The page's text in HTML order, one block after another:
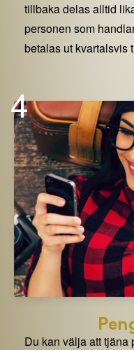
tillbaka delas alltid
personen som
betalas ut kvartalsvis
4
Du kan välja att tjäna